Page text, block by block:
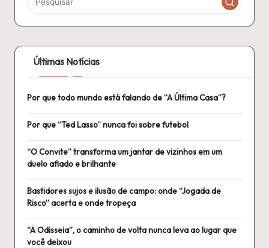
Últimas Notícias
Por que todo mundo está falando de “A Última Casa”?
Por que “Ted Lasso” nunca foi sobre futebol
“O Convite” transforma um jantar de vizinhos em um
duelo afiado e brilhante
Bastidores sujos e ilusão de campo: onde “Jogada de
Risco” acerta e onde tropeça
“A Odisseia”, o caminho de volta nunca leva ao lugar que
você deixou